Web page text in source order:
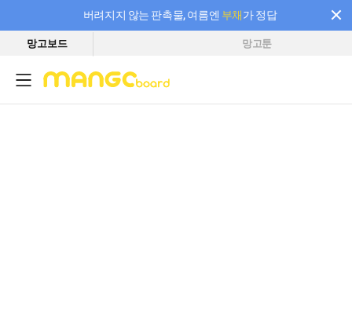
버려지지 않는 판촉물, 여름엔 부채가 정답
필요한 만큼 충전하고 끊김 없이 작업하세요! 새로워진 AI 부스터 요금제
망고보드 망고툰